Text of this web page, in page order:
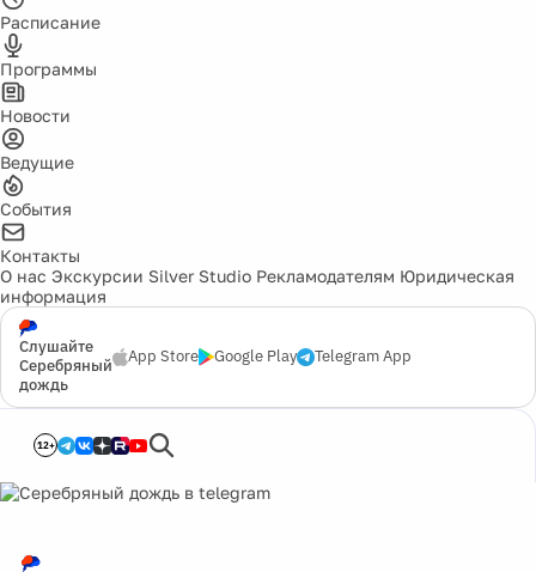
Расписание
Программы
Новости
Ведущие
События
Контакты
О нас Экскурсии Silver Studio Рекламодателям Юридическая
информация
Слушайте
Серебряный
дождь
App Store Google Play Telegram App
12+